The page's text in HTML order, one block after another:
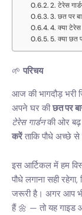
2. टेरेस
3. छत पर
4. क्या टेरेस
5. क्या छत
🌱 परिचय
आज की भागदौड़ भरी
अपने घर कीछत पर
टेरेस गार्डनकी ओर बढ़
करेंताकि पौधे अच्छे
इस आर्टिकल में हम
पौधे लगाना सही
जरूरी है। अगर आप
हैं 🌼 — तो यह गाइड